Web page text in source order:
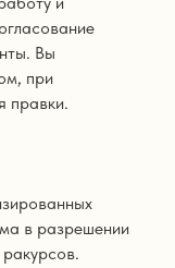
Вы
при
правки.
в разрешении